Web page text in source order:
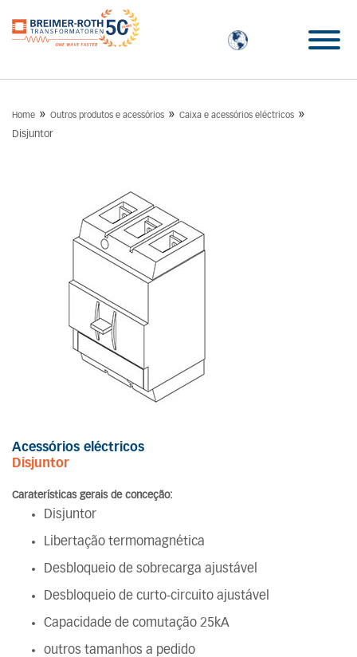
Home » Outros produtos e acessórios » Caixa e acessórios eléctricos »
Disjuntor
Acessórios eléctricos
Disjuntor
Caraterísticas gerais de conceção:
Disjuntor
Libertação termomagnética
Desbloqueio de sobrecarga ajustável
Desbloqueio de curto-circuito ajustável
Capacidade de comutação 25kA
outros tamanhos a pedido